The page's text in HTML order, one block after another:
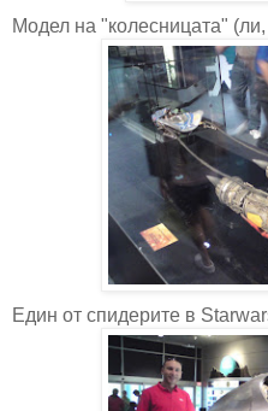
Модел на "колесницата"
Един от спидерите в